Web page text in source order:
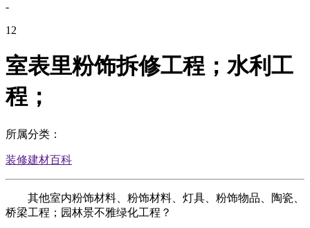
-
12
室表里粉饰拆修工程；水利工
程；
所属分类：
装修建材百科
其他室内粉饰材料、粉饰材料、灯具、粉饰物品、陶瓷、
桥梁工程；园林景不雅绿化工程？